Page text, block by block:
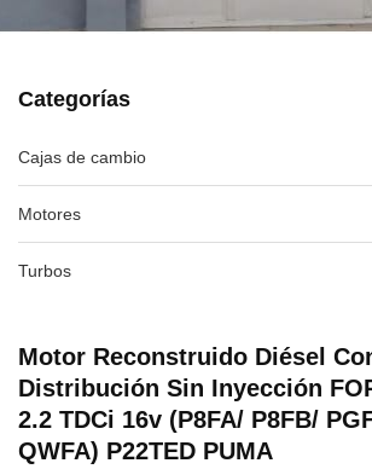
Categorías
Cajas de cambio
Motores
Turbos
Motor Reconstruido Diésel
Distribución Sin Inyección
2.2 TDCi 16v (P8FA/ P8FB/
QWFA) P22TED PUMA